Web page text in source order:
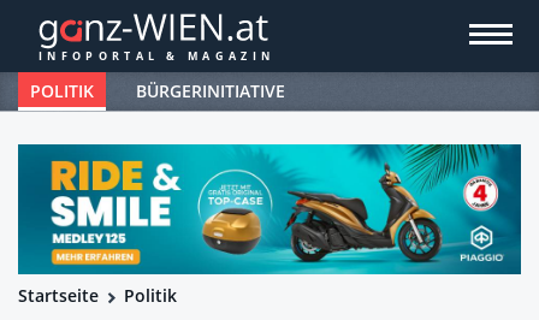
POLITIK BÜRGERINITIATIVE
Startseite Politik